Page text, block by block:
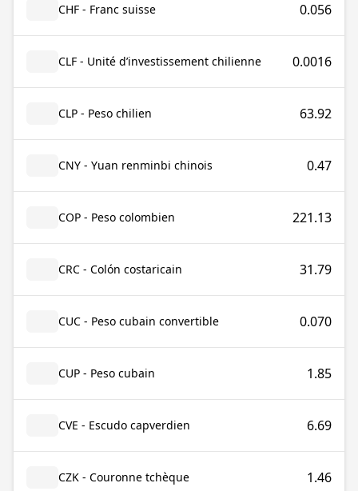
CHF - Franc suisse 0.056
CLF - Unité d’investissement chilienne 0.0016
CLP - Peso chilien 63.92
CNY - Yuan renminbi chinois 0.47
COP - Peso colombien 221.13
CRC - Colón costaricain 31.79
CUC - Peso cubain convertible 0.070
CUP - Peso cubain 1.85
CVE - Escudo capverdien 6.69
CZK - Couronne tchèque 1.46